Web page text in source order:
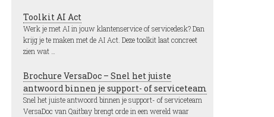
Toolkit AI Act
Werk je met AI in jouw klantenservice of servicedesk? Dan
krijg je te maken met de AI Act. Deze toolkit laat concreet
zien wat …
Brochure VersaDoc – Snel het juiste
antwoord binnen je support- of serviceteam
Snel het juiste antwoord binnen je support- of serviceteam
VersaDoc van Qaitbay brengt orde in een wereld waar